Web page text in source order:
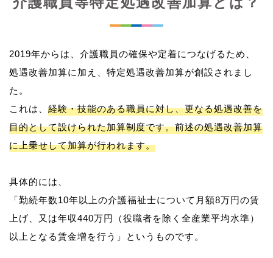
2019年からは、介護職員の確保や定着につなげるため、
処遇改善加算に加え、特定処遇改善加算が創設されまし
た。
これは、 経験・技能のある職員に対し、更なる処遇改善を
目的として設けられた加算制度です。前述の処遇改善加算
に上乗せして加算が行われます。
具体的には、
「勤続年数10年以上の介護福祉士について月額8万円の賃
上げ、又は年収440万円（役職者を除く全産業平均水準）